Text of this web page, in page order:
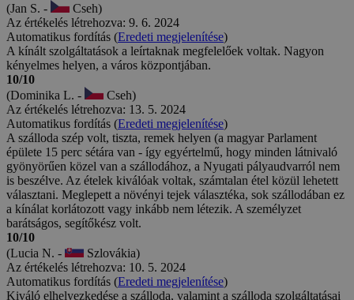
(Jan S. -
Cseh)
Az értékelés létrehozva: 9. 6. 2024
Automatikus fordítás (Eredeti megjelenítése)
A kínált szolgáltatások a leírtaknak megfelelőek voltak. Nagyon
kényelmes helyen, a város központjában.
10/10
(Dominika L. -
Cseh)
Az értékelés létrehozva: 13. 5. 2024
Automatikus fordítás (Eredeti megjelenítése)
A szálloda szép volt, tiszta, remek helyen (a magyar Parlament
épülete 15 perc sétára van - így egyértelmű, hogy minden látnivaló
gyönyörűen közel van a szállodához, a Nyugati pályaudvarról nem
is beszélve. Az ételek kiválóak voltak, számtalan étel közül lehetett
választani. Meglepett a növényi tejek választéka, sok szállodában ez
a kínálat korlátozott vagy inkább nem létezik. A személyzet
barátságos, segítőkész volt.
10/10
(Lucia N. -
Szlovákia)
Az értékelés létrehozva: 10. 5. 2024
Automatikus fordítás (Eredeti megjelenítése)
Kiváló elhelyezkedése a szálloda, valamint a szálloda szolgáltatásai